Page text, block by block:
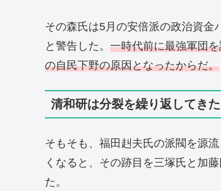
その森氏は5月の安倍派の政治資金
と警告した。 一時代前に最強軍団
の自民下野の原因となったからだ。
清和研は分裂を繰り返してきた
そもそも、福田赳夫氏の派閥を源
くなると、その跡目を三塚氏と加
た。